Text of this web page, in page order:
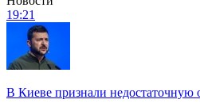
19:21
В Киеве признали недостаточную